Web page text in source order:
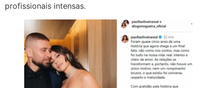
profissionais intensas.